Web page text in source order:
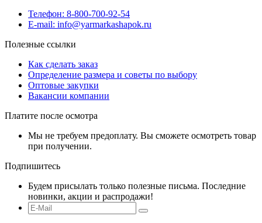
Телефон: 8-800-700-92-54
E-mail: info@yarmarkashapok.ru
Полезные ссылки
Как сделать заказ
Определение размера и советы по выбору
Оптовые закупки
Вакансии компании
Платите после осмотра
Мы не требуем предоплату. Вы сможете осмотреть товар
при получении.
Подпишитесь
Будем присылать только полезные письма. Последние
новинки, акции и распродажи!